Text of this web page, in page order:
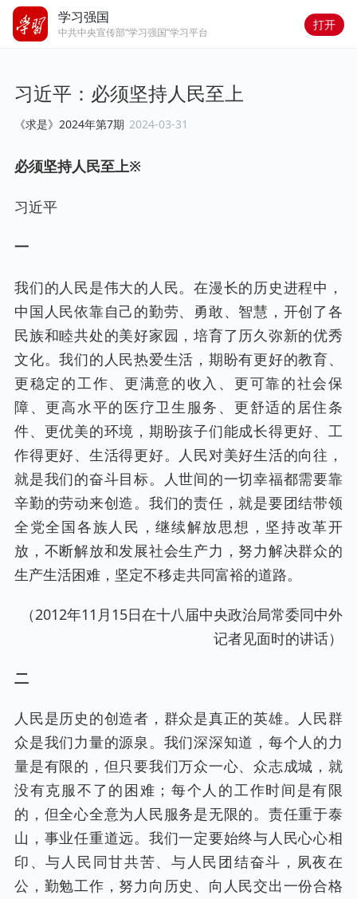
学习强国
中共中央宣传部“学习强国”学习平台
打开
习近平：必须坚持人民至上
《求是》2024年第7期 2024-03-31
必须坚持人民至上※
习近平
一
我们的人民是伟大的人民。在漫长的历史进程中，
中国人民依靠自己的勤劳、勇敢、智慧，开创了各
民族和睦共处的美好家园，培育了历久弥新的优秀
文化。我们的人民热爱生活，期盼有更好的教育、
更稳定的工作、更满意的收入、更可靠的社会保
障、更高水平的医疗卫生服务、更舒适的居住条
件、更优美的环境，期盼孩子们能成长得更好、工
作得更好、生活得更好。人民对美好生活的向往，
就是我们的奋斗目标。人世间的一切幸福都需要靠
辛勤的劳动来创造。我们的责任，就是要团结带领
全党全国各族人民，继续解放思想，坚持改革开
放，不断解放和发展社会生产力，努力解决群众的
生产生活困难，坚定不移走共同富裕的道路。
（2012年11月15日在十八届中央政治局常委同中外
记者见面时的讲话）
二
人民是历史的创造者，群众是真正的英雄。人民群
众是我们力量的源泉。我们深深知道，每个人的力
量是有限的，但只要我们万众一心、众志成城，就
没有克服不了的困难；每个人的工作时间是有限
的，但全心全意为人民服务是无限的。责任重于泰
山，事业任重道远。我们一定要始终与人民心心相
印、与人民同甘共苦、与人民团结奋斗，夙夜在
公，勤勉工作，努力向历史、向人民交出一份合格